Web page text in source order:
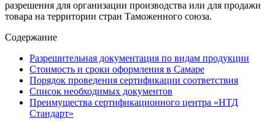
разрешения для организации производства или для продажи
товара на территории стран Таможенного союза.
Содержание
Разрешительная документация по видам продукции
Стоимость и сроки оформления в Самаре
Порядок проведения сертификации соответствия
Список необходимых документов
Преимущества сертификационного центра «НТД
Стандарт»